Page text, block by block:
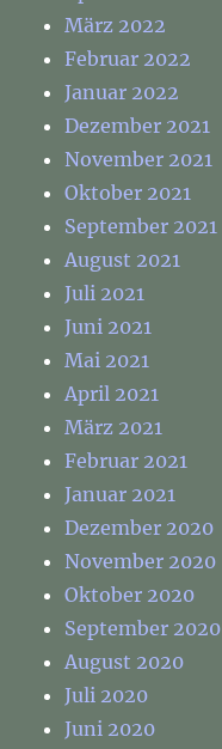
März 2022
Februar 2022
Januar 2022
Dezember 2021
November 2021
Oktober 2021
September 2021
August 2021
Juli 2021
Juni 2021
Mai 2021
April 2021
März 2021
Februar 2021
Januar 2021
Dezember 2020
November 2020
Oktober 2020
September 2020
August 2020
Juli 2020
Juni 2020